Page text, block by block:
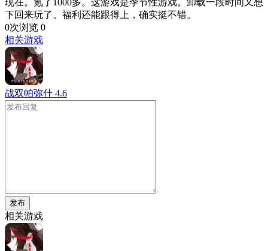
下回来玩了。福利还能跟得上，确实挺不错。
0次浏览 0
相关游戏
战双帕弥什 4.6
发布
相关游戏